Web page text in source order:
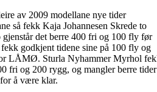
av 2009 modellane nye tider
så fekk Kaja Johannesen Skrede to
det berre 400 fri og 100 fly før
godkjent tidene sine på 100 fly og
LÅMØ. Sturla Nyhammer Myrhol
fri og 200 rygg, og mangler berre tider
å være klar.